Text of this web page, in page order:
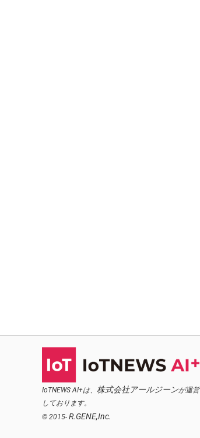
IoTNEWS AI+は、 株式会社アールジーンが運営
しております。
© 2015- R.GENE,Inc.